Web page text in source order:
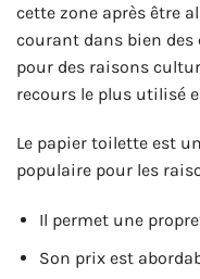
cette zone après être
courant dans bien
pour des raisons
recours le plus utilisé
Le papier toilette est
populaire pour les
Il permet une
Son prix est